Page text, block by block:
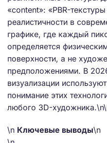
«content»: «PBR-
реалистичности в
графике, где каждый
определяется
поверхности, а не
предположениями. В
визуализации
понимание этих
любого 3D-
\n Ключевые выводы\n